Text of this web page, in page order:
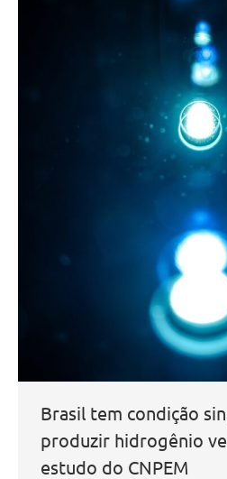
Brasil tem condição
produzir hidrogênio
estudo do CNPEM